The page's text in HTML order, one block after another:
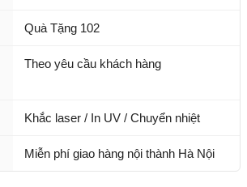
Quà Tặng 102
Theo yêu cầu khách hàng
Khắc laser / In UV / Chuyển nhiệt
Miễn phí giao hàng nội thành Hà Nội